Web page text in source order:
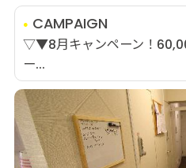
CAMPAIGN
▽▼8月キャンペーン！
ー...